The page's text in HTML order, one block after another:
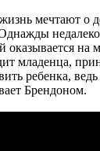
мечтают о
оказывается на
младенца,
ребенка,
Брендоном.